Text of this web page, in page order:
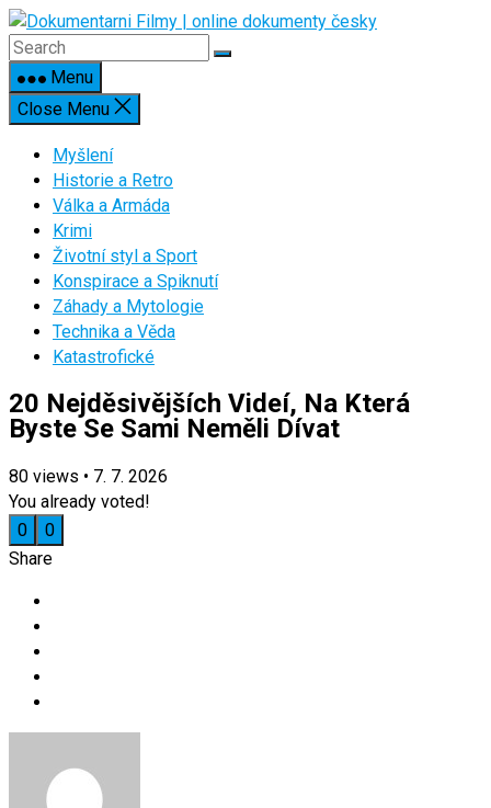
Skip
to
contentMenu
Close Menu
Myšlení
Historie a Retro
Válka a Armáda
Krimi
Životní styl a Sport
Konspirace a Spiknutí
Záhady a Mytologie
Technika a Věda
Katastrofické
20 Nejděsivějších Videí, Na Která
Byste Se Sami Neměli Dívat
80 views • 7. 7. 2026
You already voted!
0
0
Share